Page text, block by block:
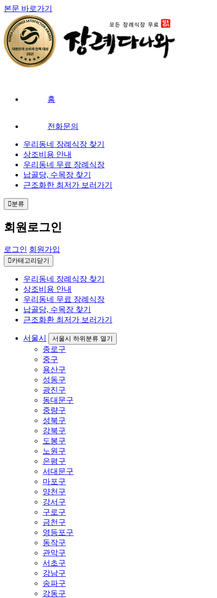
본문 바로가기
홈
전화문의
우리동네 장례식장 찾기
상조비용 안내
우리동네 무료 장례식장
납골당, 수목장 찾기
근조화한 최저가 보러가기
분류
회원로그인
로그인 회원가입
카테고리닫기
우리동네 장례식장 찾기
상조비용 안내
우리동네 무료 장례식장
납골당, 수목장 찾기
근조화환 최저가 보러가기
서울시 서울시 하위분류 열기
종로구
중구
용산구
성동구
광진구
동대문구
중량구
성북구
강북구
도봉구
노원구
은평구
서대문구
마포구
양천구
강서구
구로구
금천구
영등포구
동작구
관악구
서초구
강남구
송파구
강동구